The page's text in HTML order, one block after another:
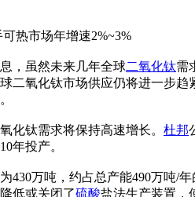
场年增速2%~3%
，虽然未来几年全球二氧化钛需
二氧化钛市场供应仍将进一步
化钛需求将保持高速增长。 杜邦
年投产。
430万吨，约占总产能490万吨/
低或关闭了硫酸盐法生产装置，